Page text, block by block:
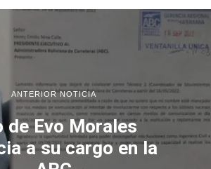
ANTERIOR NOTICIA
de Evo Morales
a su cargo en la